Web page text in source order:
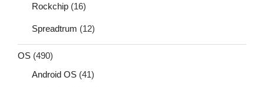
Rockchip (16)
Spreadtrum (12)
OS (490)
Android OS (41)